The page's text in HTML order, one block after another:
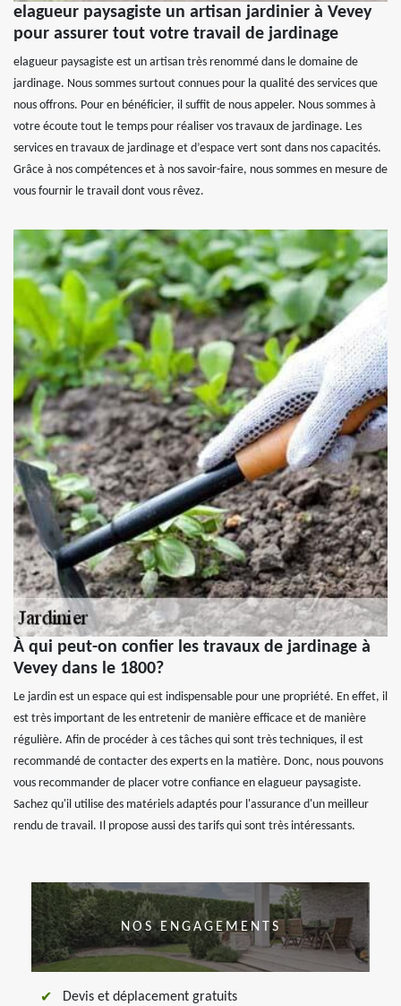
elagueur paysagiste un artisan jardinier à Vevey
pour assurer tout votre travail de jardinage
elagueur paysagiste est un artisan très renommé dans le domaine de
jardinage. Nous sommes surtout connues pour la qualité des services que
nous offrons. Pour en bénéficier, il suffit de nous appeler. Nous sommes à
votre écoute tout le temps pour réaliser vos travaux de jardinage. Les
services en travaux de jardinage et d’espace vert sont dans nos capacités.
Grâce à nos compétences et à nos savoir-faire, nous sommes en mesure de
vous fournir le travail dont vous rêvez.
À qui peut-on confier les travaux de jardinage à
Vevey dans le 1800?
Le jardin est un espace qui est indispensable pour une propriété. En effet, il
est très important de les entretenir de manière efficace et de manière
régulière. Afin de procéder à ces tâches qui sont très techniques, il est
recommandé de contacter des experts en la matière. Donc, nous pouvons
vous recommander de placer votre confiance en elagueur paysagiste.
Sachez qu'il utilise des matériels adaptés pour l'assurance d'un meilleur
rendu de travail. Il propose aussi des tarifs qui sont très intéressants.
NOS ENGAGEMENTS
Devis et déplacement gratuits